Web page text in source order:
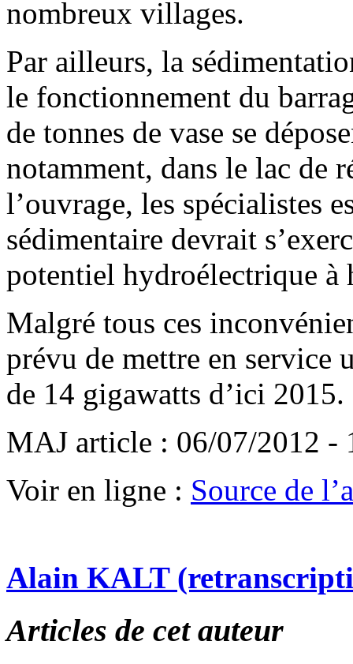
nombreux villages.
Par ailleurs, la
le fonctionnement du
de tonnes de vase se
notamment, dans le lac de
l’ouvrage, les spécialistes
sédimentaire devrait
potentiel hydroélectrique à
Malgré tous ces
prévu de mettre en service
de 14 gigawatts d’ici 2015.
MAJ article : 06/07/2012 -
Voir en ligne : Source de
Alain KALT
Articles de cet auteur